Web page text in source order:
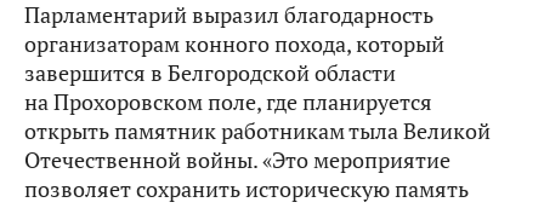
Парламентарий выразил благодарность
организаторам конного похода, который
завершится в Белгородской области
на Прохоровском поле, где планируется
открыть памятник работникам тыла Великой
Отечественной войны. «Это мероприятие
позволяет сохранить историческую память